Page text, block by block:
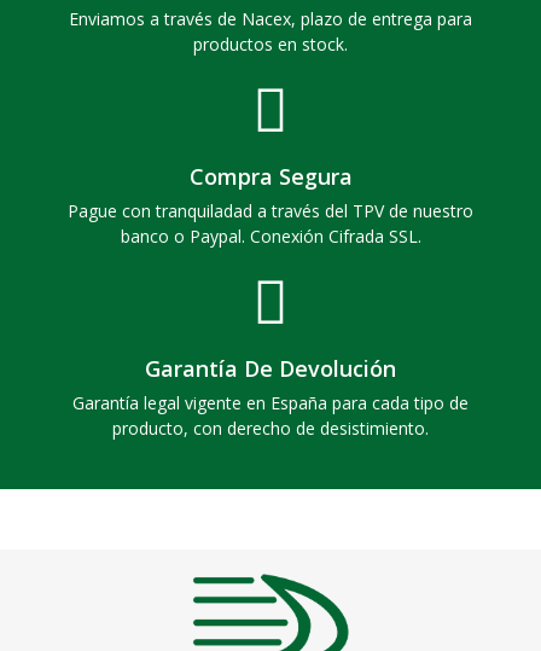
Enviamos a través de Nacex, plazo de entrega para
productos en stock.
Compra Segura
Pague con tranquiladad a través del TPV de nuestro
banco o Paypal. Conexión Cifrada SSL.
Garantía De Devolución
Garantía legal vigente en España para cada tipo de
producto, con derecho de desistimiento.